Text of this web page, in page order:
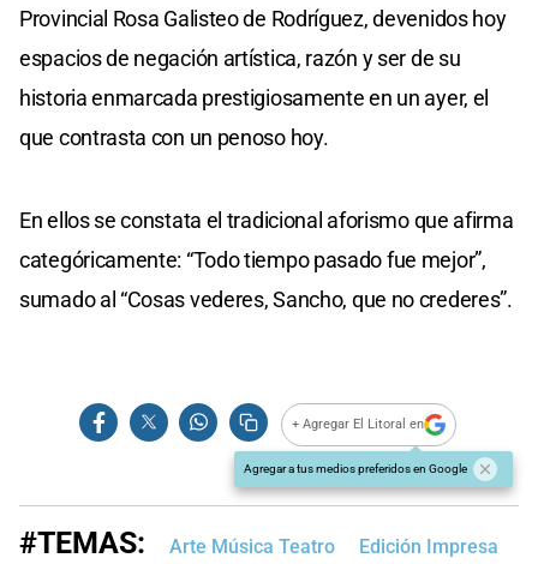
Provincial Rosa Galisteo de Rodríguez, devenidos hoy
espacios de negación artística, razón y ser de su
historia enmarcada prestigiosamente en un ayer, el
que contrasta con un penoso hoy.
En ellos se constata el tradicional aforismo que afirma
categóricamente: “Todo tiempo pasado fue mejor”,
sumado al “Cosas vederes, Sancho, que no crederes”.
+ Agregar El Litoral en
Agregar a tus medios preferidos en Google
#TEMAS: Arte Música Teatro Edición Impresa